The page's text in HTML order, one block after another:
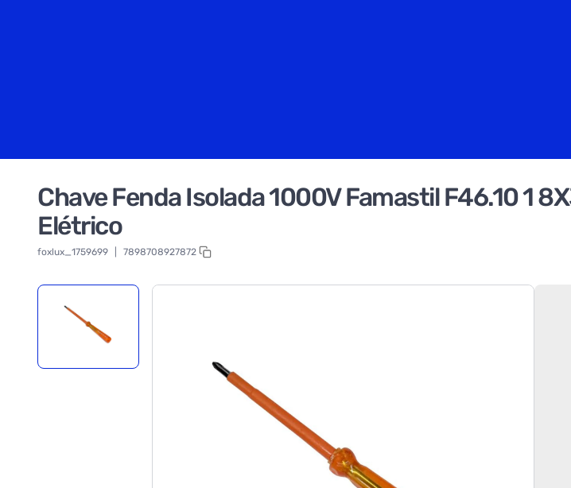
Chave Fenda Isolada 1000V Famastil F46.10 1
Elétrico
foxlux_1759699 7898708927872